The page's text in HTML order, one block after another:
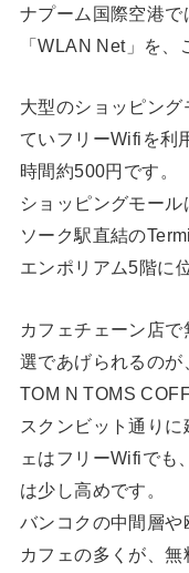
ナプーム国際空港
「WLAN Net」を、
大型のショッピン
ていフリーWifiを利
時間約500円です。
ショッピングモー
ソーク駅直結の
エンポリアム5階に
カフェチェーン店
選であげられるのが
TOM N TOMS
スクンビット通り
ェはフリーWifiでも
は少し高めです。
バンコクの中間層
カフェの多くが、無